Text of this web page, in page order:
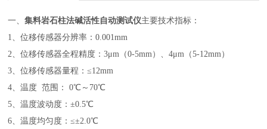
一、集料岩石柱法碱活性自动测试仪主要技术指标：
1、位移传感器分辨率：0.001mm
2、位移传感器全程精度：3μm（0-5mm）、4μm（5-12mm）
3、位移传感器量程：≤12mm
4、温度 范围： 0℃～70℃
5、温度波动度：±0.5℃
6、温度均匀度：≤±2.0℃